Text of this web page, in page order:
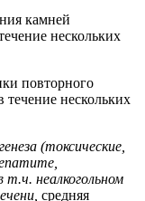
камней
нескольких
повторного
течение нескольких
(токсические,
т.ч. неалкогольном
средняя